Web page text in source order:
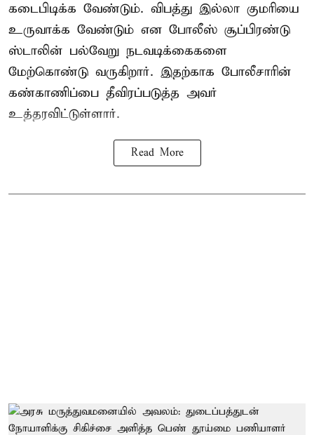
கடைபிடிக்க வேண்டும். விபத்து இல்லா குமரியை
உருவாக்க வேண்டும் என போலீஸ் சூப்பிரண்டு
ஸ்டாலின் பல்வேறு நடவடிக்கைகளை
மேற்கொண்டு வருகிறார். இதற்காக போலீசாரின்
கண்காணிப்பை தீவிரப்படுத்த அவர்
உத்தரவிட்டுள்ளார்.
Read More